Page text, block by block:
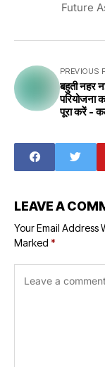
Future
PREVIOUS
बहुती नहर
परियोजना
पूरा करें -
LEAVE A
Your Email Address
Marked *